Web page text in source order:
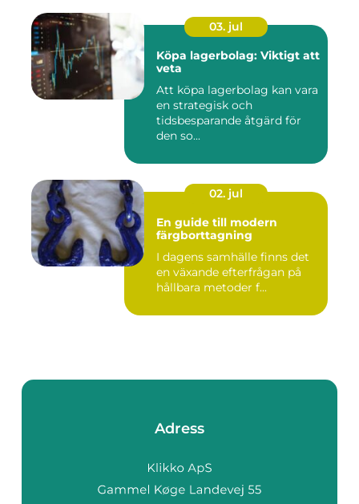
03. jul
Köpa lagerbolag: Viktigt att
veta
Att köpa lagerbolag kan vara
en strategisk och
tidsbesparande åtgärd för
den so...
02. jul
En guide till modern
färgborttagning
I dagens samhälle finns det
en växande efterfrågan på
hållbara metoder f...
Adress